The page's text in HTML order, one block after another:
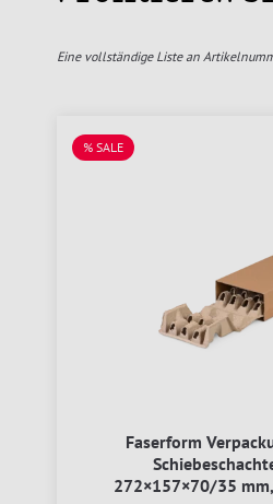
Eine vollständige Liste an
% SALE
Faserform
272×157×70/35